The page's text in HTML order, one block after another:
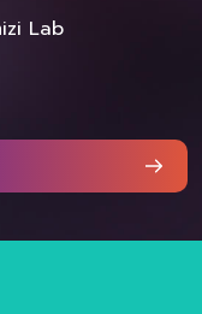
Lab